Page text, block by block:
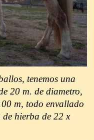
tenemos una
20 m. de diametro,
m, todo envallado
hierba de 22 x